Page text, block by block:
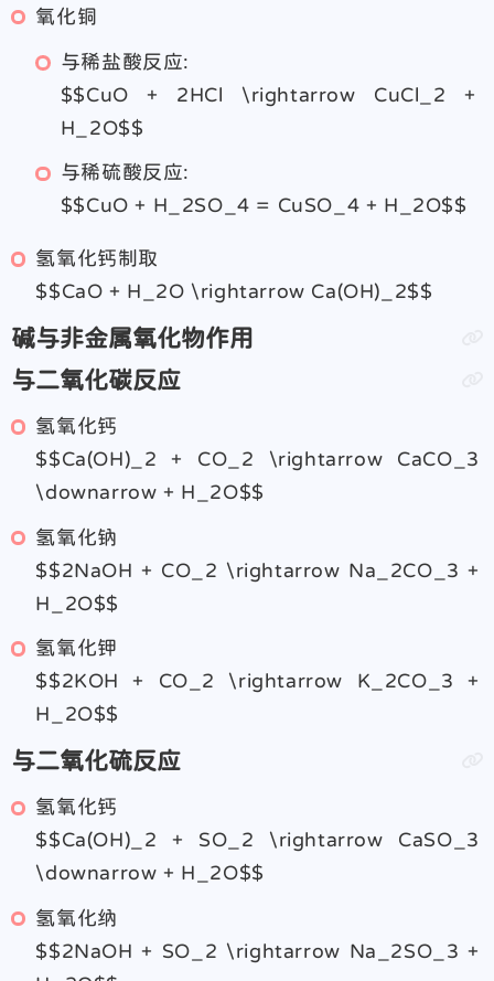
氧化铜
与稀盐酸反应:
$$CuO + 2HCl \rightarrow CuCl_2 +
H_2O$$
与稀硫酸反应:
$$CuO + H_2SO_4 = CuSO_4 + H_2O$$
氢氧化钙制取
$$CaO + H_2O \rightarrow Ca(OH)_2$$
碱与非金属氧化物作用
与二氧化碳反应
氢氧化钙
$$Ca(OH)_2 + CO_2 \rightarrow CaCO_3
\downarrow + H_2O$$
氢氧化钠
$$2NaOH + CO_2 \rightarrow Na_2CO_3 +
H_2O$$
氢氧化钾
$$2KOH + CO_2 \rightarrow K_2CO_3 +
H_2O$$
与二氧化硫反应
氢氧化钙
$$Ca(OH)_2 + SO_2 \rightarrow CaSO_3
\downarrow + H_2O$$
氢氧化纳
$$2NaOH + SO_2 \rightarrow Na_2SO_3 +